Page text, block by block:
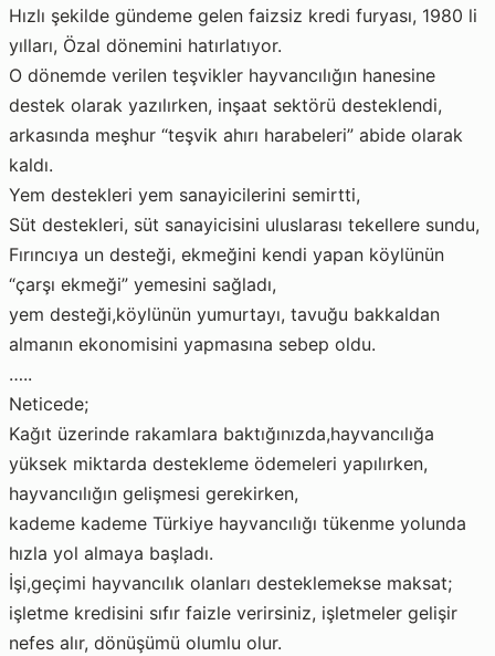
Hızlı şekilde gündeme gelen faizsiz kredi furyası, 1980 li
yılları, Özal dönemini hatırlatıyor.
O dönemde verilen teşvikler hayvancılığın hanesine
destek olarak yazılırken, inşaat sektörü desteklendi,
arkasında meşhur “teşvik ahırı harabeleri” abide olarak
kaldı.
Yem destekleri yem sanayicilerini semirtti,
Süt destekleri, süt sanayicisini uluslarası tekellere sundu,
Fırıncıya un desteği, ekmeğini kendi yapan köylünün
“çarşı ekmeği” yemesini sağladı,
yem desteği,köylünün yumurtayı, tavuğu bakkaldan
almanın ekonomisini yapmasına sebep oldu.
…..
Neticede;
Kağıt üzerinde rakamlara baktığınızda,hayvancılığa
yüksek miktarda destekleme ödemeleri yapılırken,
hayvancılığın gelişmesi gerekirken,
kademe kademe Türkiye hayvancılığı tükenme yolunda
hızla yol almaya başladı.
İşi,geçimi hayvancılık olanları desteklemekse maksat;
işletme kredisini sıfır faizle verirsiniz, işletmeler gelişir
nefes alır, dönüşümü olumlu olur.